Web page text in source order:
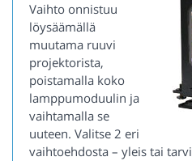
Vaihto onnistuu
löysäämällä
muutama ruuvi
projektorista,
poistamalla koko
lamppumoduulin ja
vaihtamalla se
uuteen. Valitse 2 eri
vaihtoehdosta – yleis tai